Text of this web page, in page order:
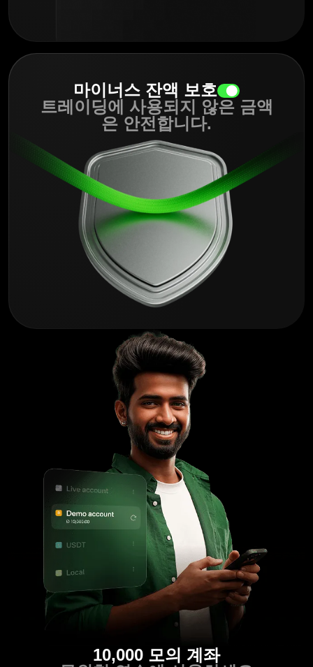
마이너스 잔액 보호
트레이딩에 사용되지 않은 금액
은 안전합니다.
10,000 모의 계좌